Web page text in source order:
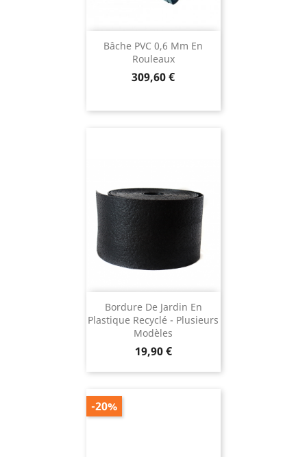
Bâche PVC 0,6 Mm En
Rouleaux
Prix
309,60 €
Bordure De Jardin En
Plastique Recyclé - Plusieurs
Modèles
Prix
19,90 €
-20%